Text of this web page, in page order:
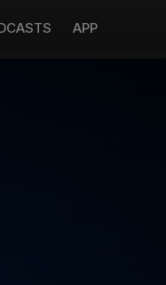
APP